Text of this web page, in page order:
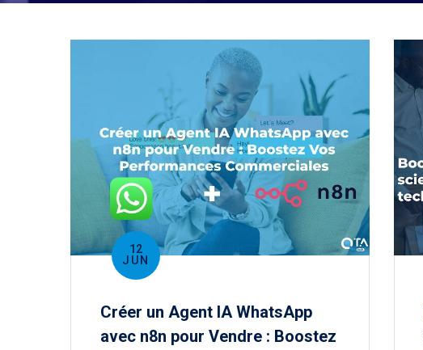
12
JUN
Créer un Agent IA WhatsApp
avec n8n pour Vendre : Boostez